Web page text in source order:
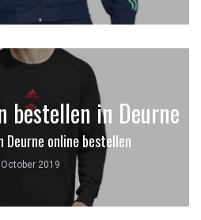
bestellen in Deurne
Deurne online bestellen
2019